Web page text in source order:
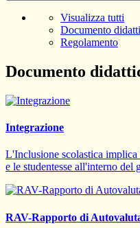
Visualizza tutti
Documento
Regolamento
Documento
Integrazione
L'Inclusione scolastica
e le studentesse all'interno del
RAV-Rapporto di